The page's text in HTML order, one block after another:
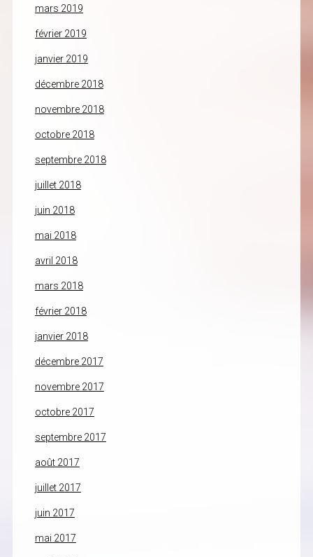
mars 2019
février 2019
janvier 2019
décembre 2018
novembre 2018
octobre 2018
septembre 2018
juillet 2018
juin 2018
mai 2018
avril 2018
mars 2018
février 2018
janvier 2018
décembre 2017
novembre 2017
octobre 2017
septembre 2017
août 2017
juillet 2017
juin 2017
mai 2017